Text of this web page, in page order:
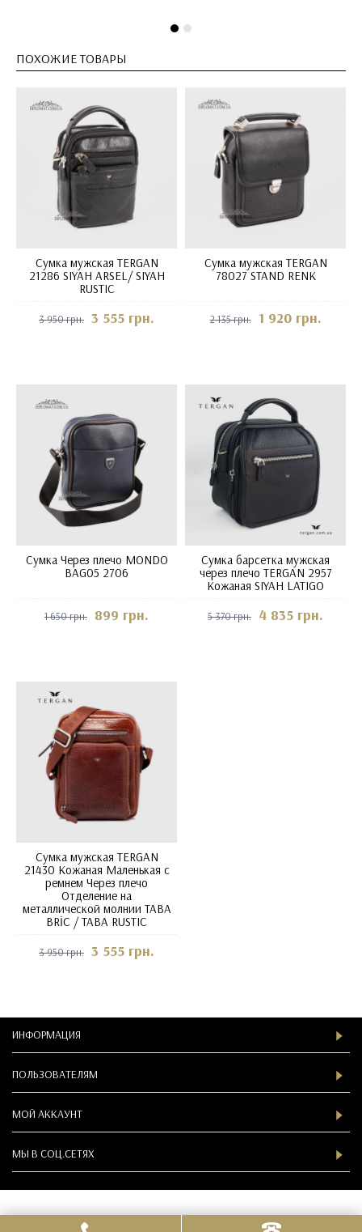
ПОХОЖИЕ ТОВАРЫ
Сумка мужская TERGAN
21286 SIYAH ARSEL/ SIYAH
RUSTIC
3 950 грн. 3 555 грн.
Сумка мужская TERGAN
78027 STAND RENK
2 135 грн. 1 920 грн.
Сумка Через плечо MONDO
BAG05 2706
1 650 грн. 899 грн.
Сумка барсетка мужская
через плечо TERGAN 2957
Кожаная SIYAH LATIGO
5 370 грн. 4 835 грн.
Сумка мужская TERGAN
21430 Кожаная Маленькая с
ремнем Через плечо
Отделение на
металлической молнии TABA
BRİC / TABA RUSTIC
3 950 грн. 3 555 грн.
ИНФОРМАЦИЯ
ПОЛЬЗОВАТЕЛЯМ
МОЙ АККАУНТ
МЫ В СOЦ.СЕТЯХ